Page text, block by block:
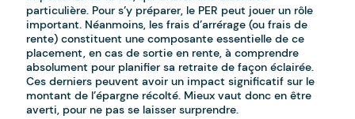
particulière. Pour s’y préparer, le PER peut jouer un rôle
important. Néanmoins, les frais d’arrérage (ou frais de
rente) constituent une composante essentielle de ce
placement, en cas de sortie en rente, à comprendre
absolument pour planifier sa retraite de façon éclairée.
Ces derniers peuvent avoir un impact significatif sur le
montant de l’épargne récolté. Mieux vaut donc en être
averti, pour ne pas se laisser surprendre.